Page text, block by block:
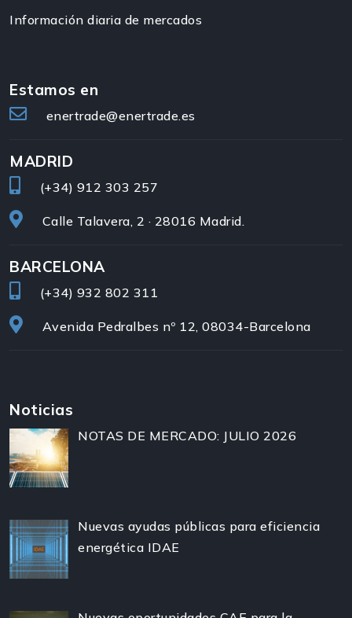
Información diaria de mercados
Estamos en
enertrade@enertrade.es
MADRID
(+34) 912 303 257
Calle Talavera, 2 · 28016 Madrid.
BARCELONA
(+34) 932 802 311
Avenida Pedralbes nº 12, 08034-Barcelona
Noticias
NOTAS DE MERCADO: JULIO 2026
Nuevas ayudas públicas para eficiencia
energética IDAE